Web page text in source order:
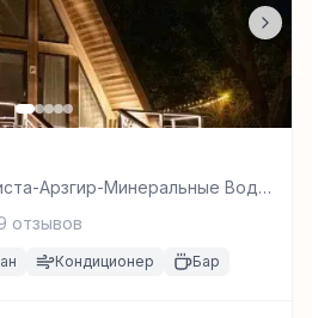
Арзгир-Минеральные Воды,
отзывов
Кондиционер Бар